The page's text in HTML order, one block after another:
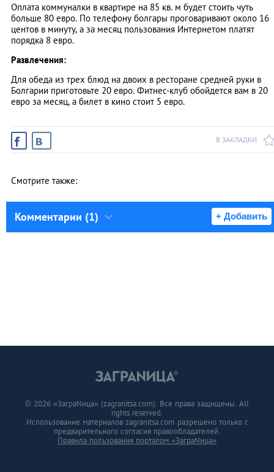
Оплата коммуналки в квартире на 85 кв. м будет стоить чуть
больше 80 евро. По телефону болгары проговаривают около 16
центов в минуту, а за месяц пользования Интернетом платят
порядка 8 евро.
Развлечения:
Для обеда из трех блюд на двоих в ресторане средней руки в
Болгарии приготовьте 20 евро. Фитнес-клуб обойдется вам в 20
евро за месяц, а билет в кино стоит 5 евро.
В ЗАКЛАДКИ
Смотрите также:
Комментарии (1) + Добавить
© 2026 «ЗаграNица» (zagranitsa.com). Все права защищены. All
rights reserved.
Использование материалов zagranitsa.com разрешено только с
предварительного согласия правообладателей.
Правила пользования порталом «ЗаграNица»